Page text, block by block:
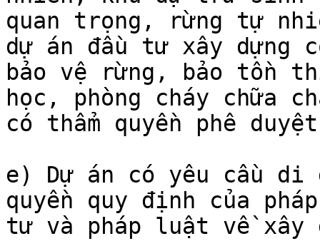
quan trọng, rừng tự
dự án đầu tư xây dựng
bảo vệ rừng, bảo tồn
học, phòng cháy chữa
có thẩm quyền phê
e) Dự án có yêu cầu
quyền quy định của
tư và pháp luật về xây